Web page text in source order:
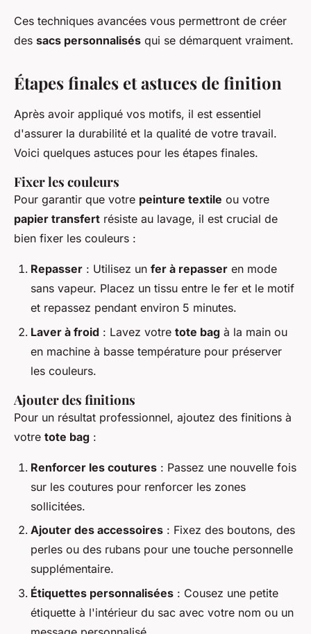
Ces techniques avancées vous permettront de créer
des sacs personnalisés qui se démarquent vraiment.
Étapes finales et astuces de finition
Après avoir appliqué vos motifs, il est essentiel
d'assurer la durabilité et la qualité de votre travail.
Voici quelques astuces pour les étapes finales.
Fixer les couleurs
Pour garantir que votre peinture textile ou votre
papier transfert résiste au lavage, il est crucial de
bien fixer les couleurs :
Repasser : Utilisez un fer à repasser en mode
sans vapeur. Placez un tissu entre le fer et le motif
et repassez pendant environ 5 minutes.
Laver à froid : Lavez votre tote bag à la main ou
en machine à basse température pour préserver
les couleurs.
Ajouter des finitions
Pour un résultat professionnel, ajoutez des finitions à
votre tote bag :
Renforcer les coutures : Passez une nouvelle fois
sur les coutures pour renforcer les zones
sollicitées.
Ajouter des accessoires : Fixez des boutons, des
perles ou des rubans pour une touche personnelle
supplémentaire.
Étiquettes personnalisées : Cousez une petite
étiquette à l'intérieur du sac avec votre nom ou un